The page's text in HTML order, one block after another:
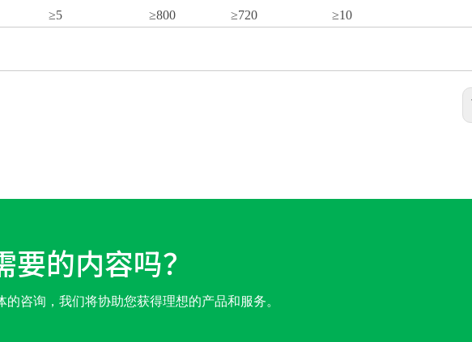
≥5 ≥800 ≥720 ≥10
的内容吗？
咨询，我们将协助您获得理想的产品和服务。